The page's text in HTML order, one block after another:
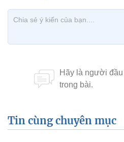
Tin cùng chuyên mục